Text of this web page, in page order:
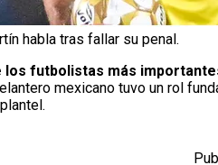
habla tras fallar su penal.
los futbolistas más
mexicano tuvo un rol